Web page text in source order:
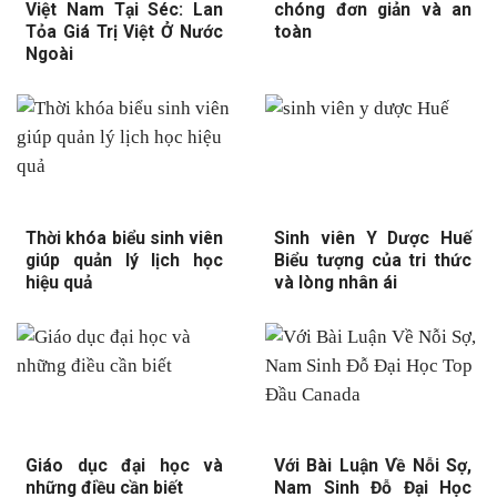
Việt Nam Tại Séc: Lan
Tỏa Giá Trị Việt Ở Nước
Ngoài
chóng đơn giản và an
toàn
Thời khóa biểu sinh viên
giúp quản lý lịch học
hiệu quả
Sinh viên Y Dược Huế
Biểu tượng của tri thức
và lòng nhân ái
Giáo dục đại học và
những điều cần biết
Với Bài Luận Về Nỗi Sợ,
Nam Sinh Đỗ Đại Học